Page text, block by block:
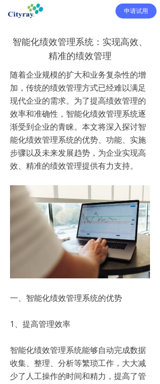
申请试用
智能化绩效管理系统：实现高效、
精准的绩效管理
随着企业规模的扩大和业务复杂性的增
加，传统的绩效管理方式已经难以满足
现代企业的需求。为了提高绩效管理的
效率和准确性，智能化绩效管理系统逐
渐受到企业的青睐。本文将深入探讨智
能化绩效管理系统的优势、功能、实施
步骤以及未来发展趋势，为企业实现高
效、精准的绩效管理提供有力支持。
一、智能化绩效管理系统的优势
1、提高管理效率
智能化绩效管理系统能够自动完成数据
收集、整理、分析等繁琐工作，大大减
少了人工操作的时间和精力，提高了管